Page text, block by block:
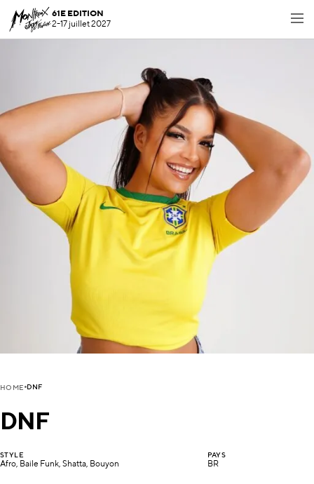
61E EDITION
2-17 juillet 2027
HOME DNF
DNF
STYLE
Afro, Baile Funk, Shatta, Bouyon
PAYS
BR